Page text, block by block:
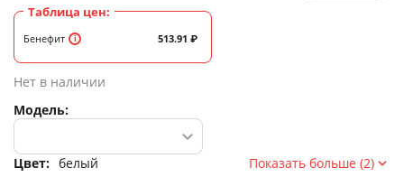
Таблица цен:
Бенефит 513.91 ₽
Нет в наличии
Модель:
Цвет: белый Показать больше (2)